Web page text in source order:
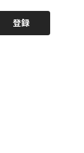
登録